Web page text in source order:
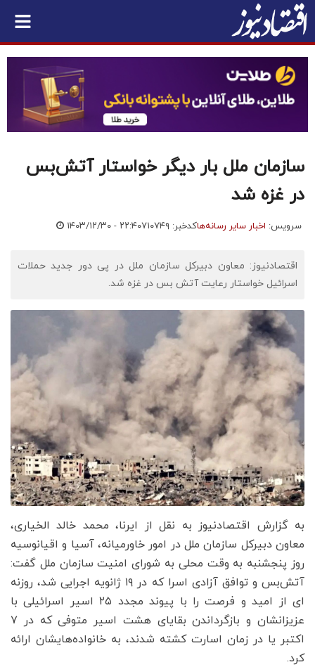
سازمان ملل بار دیگر خواستار آتش‌بس
در غزه شد
سرویس: اخبار سایر رسانه‌هاکدخبر: ۷۱۰۷۴۹ ۱۴۰۳/۱۲/۳۰ - ۲۲:۴۰
اقتصادنیوز: معاون دبیرکل سازمان ملل در پی دور جدید حملات
اسرائیل خواستار رعایت آتش بس در غزه شد.
به گزارش اقتصادنیوز به نقل از ایرنا، محمد خالد الخیاری،
معاون دبیرکل سازمان ملل در امور خاورمیانه، آسیا و اقیانوسیه
روز پنجشنبه به وقت محلی به شورای امنیت سازمان ملل گفت:
آتش‌بس و توافق آزادی اسرا که در ۱۹ ژانویه اجرایی شد، روزنه
ای از امید و فرصت را با پیوند مجدد ۲۵ اسیر اسرائیلی با
عزیزانشان و بازگرداندن بقایای هشت اسیر متوفی که در ۷
اکتبر یا در زمان اسارت کشته شدند، به خانواده‌هایشان ارائه
کرد.